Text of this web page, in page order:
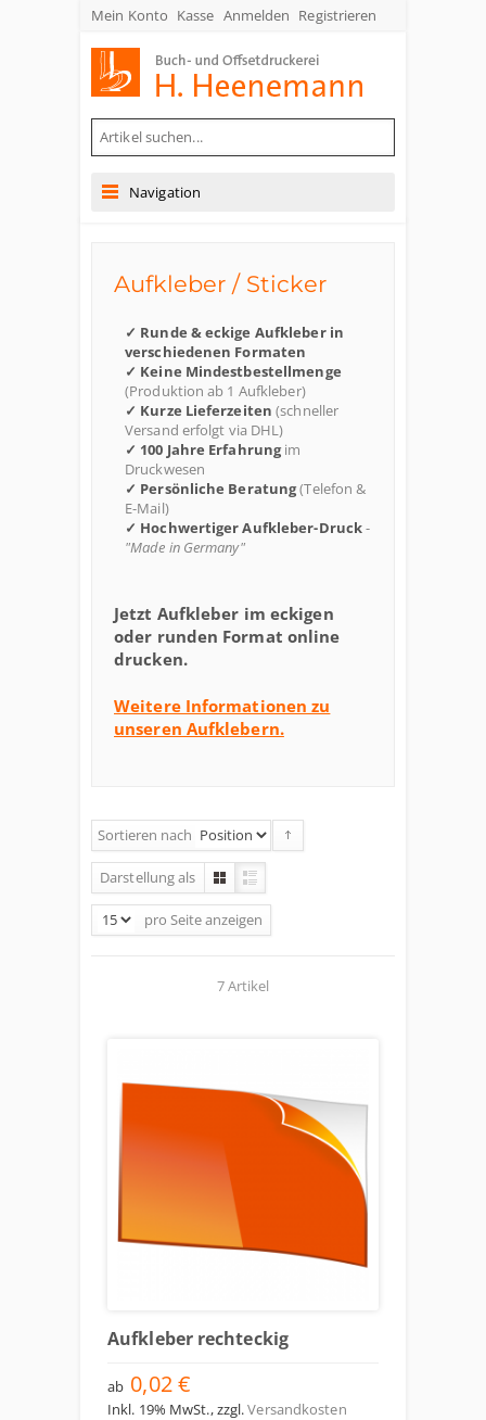
Mein Konto Kasse Anmelden Registrieren
Navigation
Aufkleber / Sticker
✓ Runde & eckige Aufkleber in
verschiedenen Formaten
✓ Keine Mindestbestellmenge
(Produktion ab 1 Aufkleber)
✓ Kurze Lieferzeiten (schneller
Versand erfolgt via DHL)
✓ 100 Jahre Erfahrungim
Druckwesen
✓ Persönliche Beratung(Telefon &
E-Mail)
✓ Hochwertiger Aufkleber-Druck-
"Made in Germany"
Jetzt Aufkleber im eckigen
oder runden Format online
drucken.
Weitere Informationen zu
unseren Aufklebern.
Sortieren nach
Darstellung als
pro Seiteanzeigen
7 Artikel
Aufkleber rechteckig
ab 0,02 €
Inkl. 19% MwSt.,zzgl.Versandkosten